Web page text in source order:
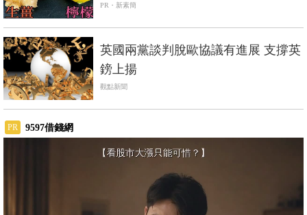
PR・新素簡
英國兩黨談判脫歐協議有進展 支撐英
鎊上揚
觀點新聞
PR 9597借錢網